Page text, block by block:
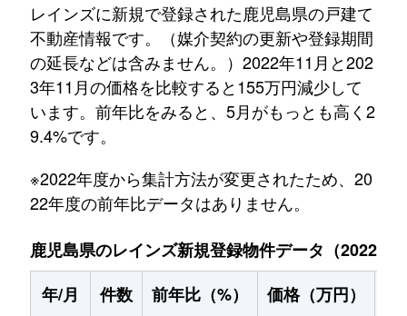
レインズに新規で登録された鹿児島県の戸建て
不動産情報です。（媒介契約の更新や登録期間
の延長などは含みません。）2022年11月と202
3年11月の価格を比較すると155万円減少して
います。前年比をみると、5月がもっとも高く2
9.4%です。
※2022年度から集計方法が変更されたため、20
22年度の前年比データはありません。
鹿児島県のレインズ新規登録物件データ（2022年
年/月
件数 前年比（%） 価格（万円）